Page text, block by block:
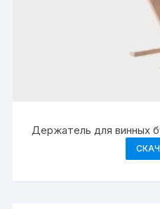
Держатель для винных